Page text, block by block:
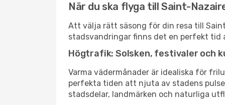
När du ska flyga till Saint-
Att välja rätt säsong för din resa till
stadsvandringar finns det en perfekt tid
Högtrafik: Solsken, festivaler och
Varma vädermånader är idealiska för
perfekta tiden att njuta av stadens
stadsdelar, landmärken och naturliga